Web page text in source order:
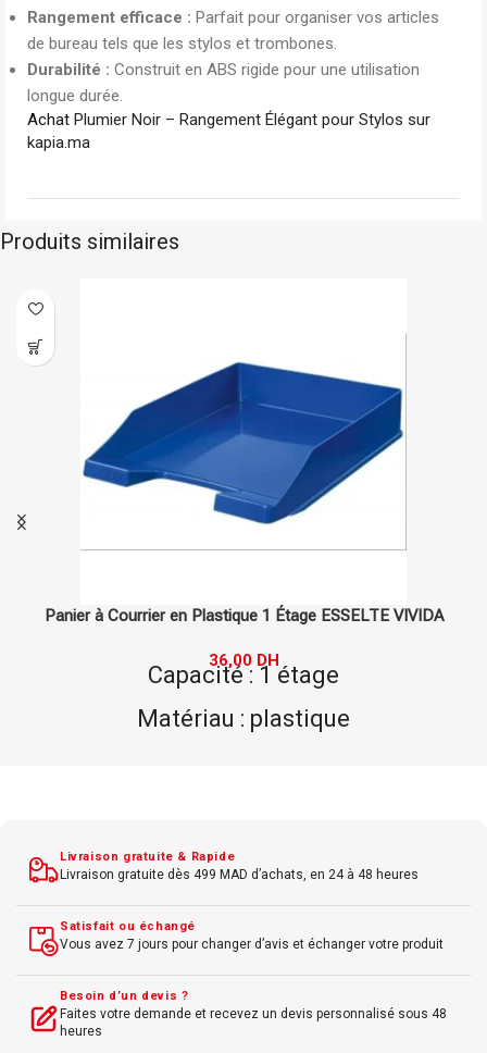
Rangement efficace : Parfait pour organiser vos articles
de bureau tels que les stylos et trombones.
Durabilité : Construit en ABS rigide pour une utilisation
longue durée.
Achat Plumier Noir – Rangement Élégant pour Stylos sur
kapia.ma
Produits similaires
Dévidoir de Bureau DELI – Distributeur de Ruban Adhésif
Deli
54,00
Type : dévidoir de bureau
Fonction : distributeur de ruban adhésif
Couleur : rouge
Livraison gratuite & Rapide
Livraison gratuite dès 499 MAD d’achats, en 24 à 48 heures
Satisfait ou échangé
Vous avez 7 jours pour changer d’avis et échanger votre produit
Besoin d’un devis ?
Faites votre demande et recevez un devis personnalisé sous 48
heures